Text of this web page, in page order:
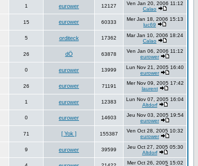
1 eurower 12127
Ven Jan 20, 2006 11:12
Calao
15 eurower 60333
Mer Jan 18, 2006 15:13
luc69
5 orditeck 17362
Mar Jan 10, 2006 18:24
Calao
26 dÖ 63878
Ven Jan 06, 2006 11:12
eurower
0 eurower 13999
Lun Nov 21, 2005 16:40
eurower
26 eurower 71191
Mer Nov 09, 2005 17:42
laurent
1 eurower 12383
Lun Nov 07, 2005 16:04
Altdorf
0 eurower 14603
Jeu Nov 03, 2005 19:54
eurower
71 [ Yok ] 155387
Ven Oct 28, 2005 10:32
eurower
9 eurower 39599
Jeu Oct 27, 2005 05:30
Altdorf
Mer Oct 26, 2005 15:02